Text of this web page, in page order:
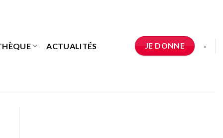
ACTUALITÉS JE DONNE -